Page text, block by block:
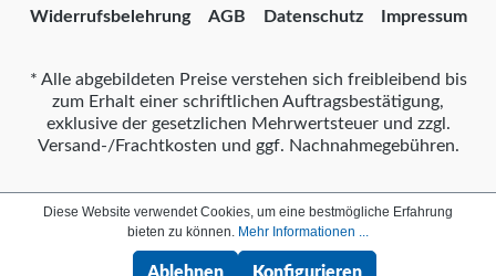
Widerrufsbelehrung AGB Datenschutz Impressum
* Alle abgebildeten Preise verstehen sich freibleibend bis
zum Erhalt einer schriftlichen Auftragsbestätigung,
exklusive der gesetzlichen Mehrwertsteuer und zzgl.
Versand-/Frachtkosten und ggf. Nachnahmegebühren.
Diese Website verwendet Cookies, um eine bestmögliche Erfahrung
bieten zu können. Mehr Informationen ...